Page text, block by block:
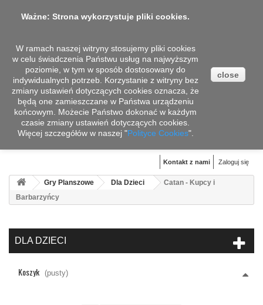
Koszyk (pusty)
Zaloguj się
Kontakt z nami
Gry Planszowe Dla Dzieci
Catan - Kupcy i
Barbarzyńcy
DLA DZIECI
Koszyk (pusty)
Ważne: Strona wykorzystuje pliki cookies.
W ramach naszej witryny stosujemy pliki cookies
w celu świadczenia Państwu usług na najwyższym
poziomie, w tym w sposób dostosowany do
indywidualnych potrzeb. Korzystanie z witryny bez
zmiany ustawień dotyczących cookies oznacza, że
będą one zamieszczane w Państwa urządzeniu
końcowym. Możecie Państwo dokonać w każdym
czasie zmiany ustawień dotyczących cookies.
Więcej szczegółów w naszej "Polityce Cookies".
close